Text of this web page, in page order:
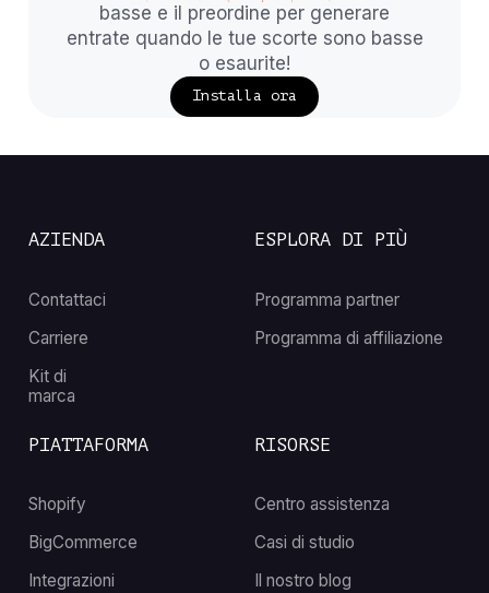
basse e il preordine per generare
entrate quando le tue scorte sono basse
o esaurite!
Installa ora
AZIENDA
Contattaci
Carriere
Kit di
marca
RISORSE
Centro assistenza
Casi di studio
Il nostro blog
ESPLORA DI PIÙ
Programma partner
Programma di affiliazione
PIATTAFORMA
Shopify
BigCommerce
Integrazioni